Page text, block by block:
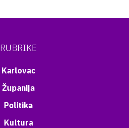
RUBRIKE
Karlovac
Županija
Politika
Kultura